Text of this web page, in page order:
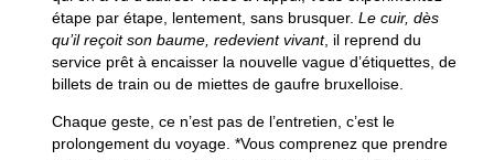
étape par étape, lentement, sans brusquer. Le cuir, dès
qu’il reçoit son baume, redevient vivant, il reprend du
service prêt à encaisser la nouvelle vague d’étiquettes, de
billets de train ou de miettes de gaufre bruxelloise.
Chaque geste, ce n’est pas de l’entretien, c’est le
prolongement du voyage. *Vous comprenez que prendre